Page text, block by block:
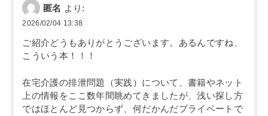
匿名 より:
2026/02/04 13:38
ご紹介どうもありがとうございます。あるんですね、
こういう本！！！
在宅介護の排泄問題（実践）について、書籍やネット
上の情報をここ数年間眺めてきましたが、浅い探し方
ではほとんど見つからず、何だかんだプライベートで